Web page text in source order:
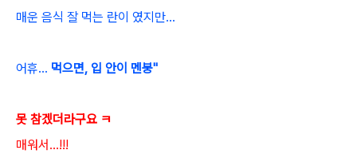
매운 음식 잘 먹는 란이 였지만...
어휴... 먹으면, 입 안이 멘붕"
못 참겠더라구요 ㅋ
매워서...!!!